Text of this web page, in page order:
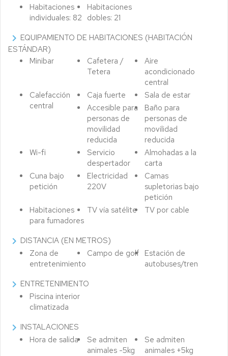
Habitaciones
individuales: 82
Habitaciones
dobles: 21
chevron_right EQUIPAMIENTO DE HABITACIONES (HABITACIÓN
ESTÁNDAR)
Minibar
Cafetera /
Tetera
Aire
acondicionado
central
Calefacción
central
Caja fuerte
Sala de estar
Accesible para
personas de
movilidad
reducida
Baño para
personas de
movilidad
reducida
Wi-fi
Servicio
despertador
Almohadas a la
carta
Cuna bajo
petición
Electricidad
220V
Camas
supletorias bajo
petición
Habitaciones
para fumadores
TV vía satélite TV por cable
chevron_right DISTANCIA (EN METROS)
Zona de
entretenimiento
Campo de golf
Estación de
autobuses/tren
chevron_right ENTRETENIMIENTO
Piscina interior
climatizada
chevron_right INSTALACIONES
Hora de salida
Se admiten
animales -5kg
Se admiten
animales +5kg